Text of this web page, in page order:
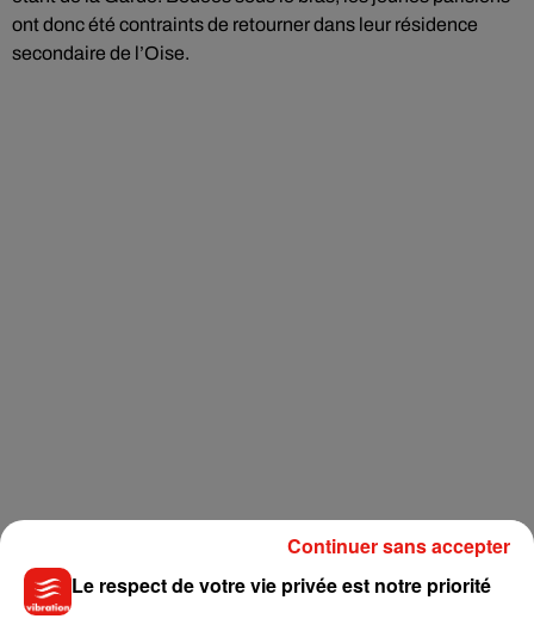
ont donc été contraints de retourner dans leur résidence
secondaire de l’Oise.
Le respect de votre vie privée est notre priorité
Continuer sans accepter